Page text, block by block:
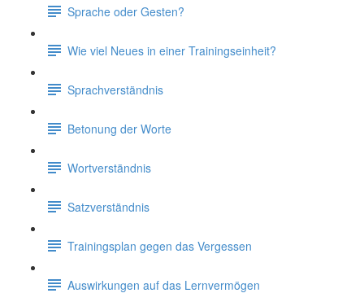
Sprache oder Gesten?
Wie viel Neues in einer Trainingseinheit?
Sprachverständnis
Betonung der Worte
Wortverständnis
Satzverständnis
Trainingsplan gegen das Vergessen
Auswirkungen auf das Lernvermögen